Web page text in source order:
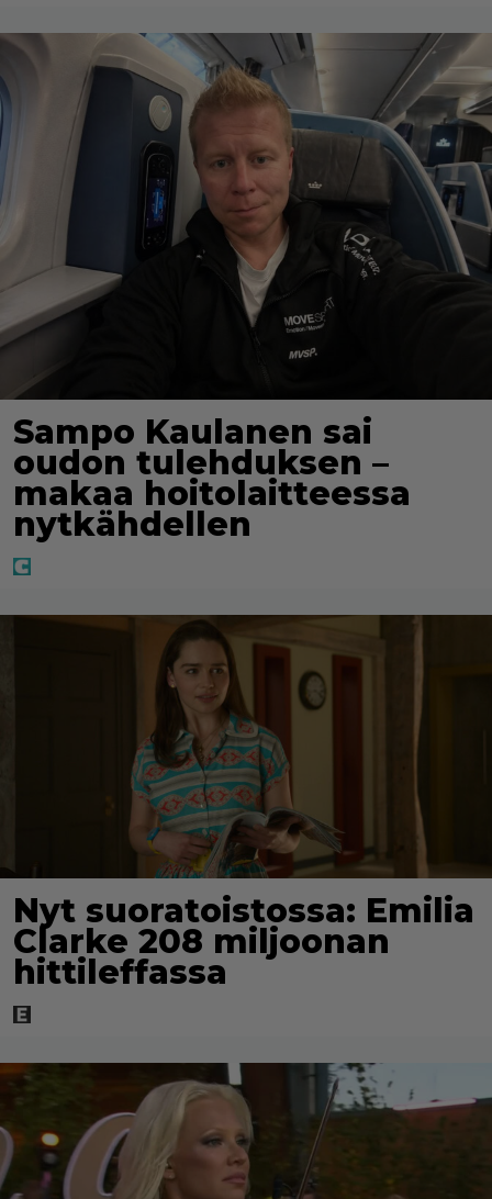
Sampo Kaulanen sai
oudon tulehduksen –
makaa hoitolaitteessa
nytkähdellen
Nyt suoratoistossa: Emilia
Clarke 208 miljoonan
hittileffassa